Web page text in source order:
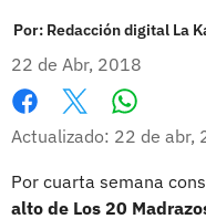
Por: Redacción digital La
22 de Abr, 2018
Facebook
X Whatsapp
Actualizado: 22 de abr,
Por cuarta semana
alto de Los 20